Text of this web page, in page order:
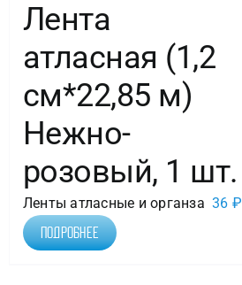
Лента
атласная (1,2
см*22,85 м)
Нежно-
розовый, 1 шт.
Ленты атласные и органза 36 ₽
Подробнее